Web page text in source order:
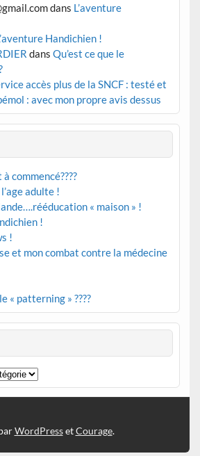
dans L’aventure
Handichien !
dans Qu’est ce que le
accès plus de la SNCF : testé et
: avec mon propre avis dessus
commencé????
adulte !
« maison » !
!
!
et mon combat contre la médecine
« patterning » ????
WordPressetCourage.